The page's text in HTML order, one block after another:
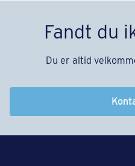
Fandt du
Du er altid